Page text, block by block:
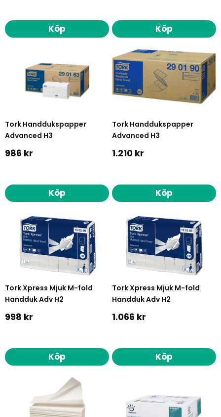
Köp Köp
Tork Handdukspapper
Advanced H3
986 kr
Köp
Tork Handdukspapper
Advanced H3
1.210 kr
Köp
Tork Xpress Mjuk M-fold
Handduk Adv H2
998 kr
Köp
Tork Xpress Mjuk M-fold
Handduk Adv H2
1.066 kr
Köp